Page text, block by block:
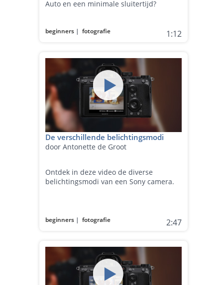
Auto en een minimale sluitertijd?
beginners |fotografie 1:12
De verschillende belichtingsmodi
door Antonette de Groot
Ontdek in deze video de diverse
belichtingsmodi van een Sony camera.
beginners |fotografie 2:47